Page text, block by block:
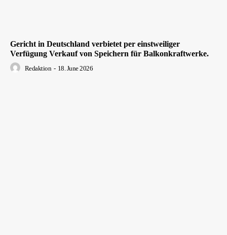
Gericht in Deutschland verbietet per einstweiliger
Verfügung Verkauf von Speichern für Balkonkraftwerke.
Redaktion - 18. June 2026